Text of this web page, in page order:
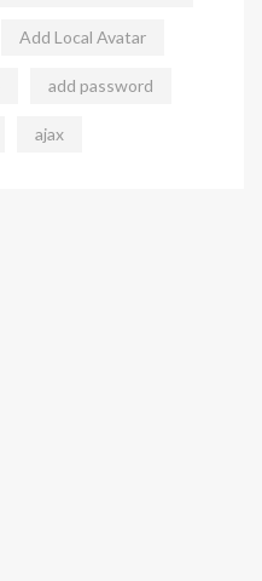
Add Local Avatar
add password
ajax